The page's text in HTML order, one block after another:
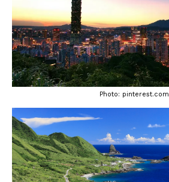
Photo: pinterest.com